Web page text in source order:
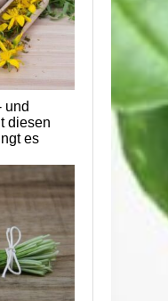
und
diesen
es